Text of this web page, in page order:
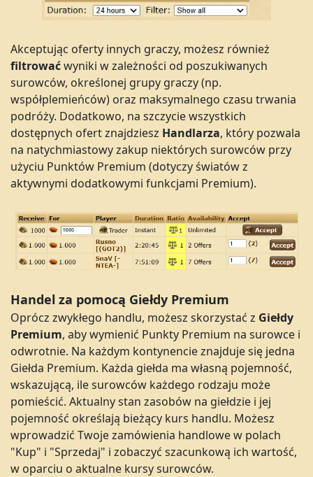
Akceptując oferty innych graczy, możesz również
filtrowaćwyniki w zależności od poszukiwanych
surowców, określonej grupy graczy (np.
współplemieńców) oraz maksymalnego czasu trwania
podróży. Dodatkowo, na szczycie wszystkich
dostępnych ofert znajdziesz Handlarza, który pozwala
na natychmiastowy zakup niektórych surowców przy
użyciu Punktów Premium (dotyczy światów z
aktywnymi dodatkowymi funkcjami Premium).
Handel za pomocą Giełdy Premium
Oprócz zwykłego handlu, możesz skorzystać z Giełdy
Premium, aby wymienić Punkty Premium na surowce i
odwrotnie. Na każdym kontynencie znajduje się jedna
Giełda Premium. Każda giełda ma własną pojemność,
wskazującą, ile surowców każdego rodzaju może
pomieścić. Aktualny stan zasobów na giełdzie i jej
pojemność określają bieżący kurs handlu. Możesz
wprowadzić Twoje zamówienia handlowe w polach
"Kup" i "Sprzedaj" i zobaczyć szacunkową ich wartość,
w oparciu o aktualne kursy surowców.